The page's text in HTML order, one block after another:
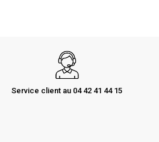
Service client au 04 42 41 44 15